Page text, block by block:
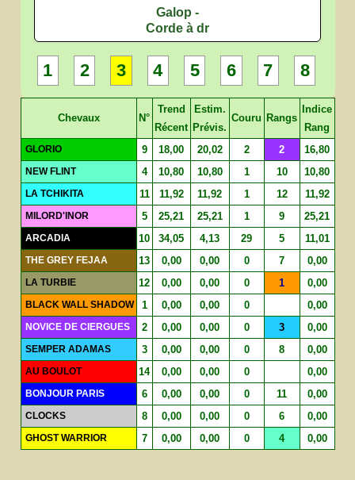
Galop -
Corde à dr
1 2 3 4 5 6 7 8
Chevaux N°
Trend
Récent
Estim.
Prévis.
Couru Rangs
Indice
Rang
GLORIO 9 18,00 20,02 2 2 16,80
NEW FLINT 4 10,80 10,80 1 10 10,80
LA TCHIKITA 11 11,92 11,92 1 12 11,92
MILORD'INOR 5 25,21 25,21 1 9 25,21
ARCADIA 10 34,05 4,13 29 5 11,01
THE GREY FEJAA 13 0,00 0,00 0 7 0,00
LA TURBIE 12 0,00 0,00 0 1 0,00
BLACK WALL SHADOW 1 0,00 0,00 0 0,00
NOVICE DE CIERGUES 2 0,00 0,00 0 3 0,00
SEMPER ADAMAS 3 0,00 0,00 0 8 0,00
AU BOULOT 14 0,00 0,00 0 0,00
BONJOUR PARIS 6 0,00 0,00 0 11 0,00
CLOCKS 8 0,00 0,00 0 6 0,00
GHOST WARRIOR 7 0,00 0,00 0 4 0,00